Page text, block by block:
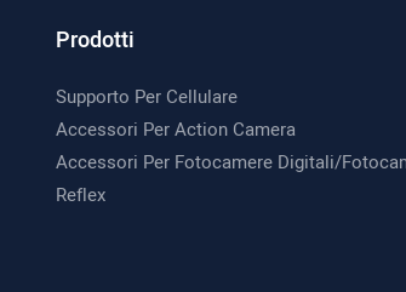
Prodotti
Supporto Per Cellulare
Accessori Per Action Camera
Accessori Per Fotocamere Digitali/
Reflex